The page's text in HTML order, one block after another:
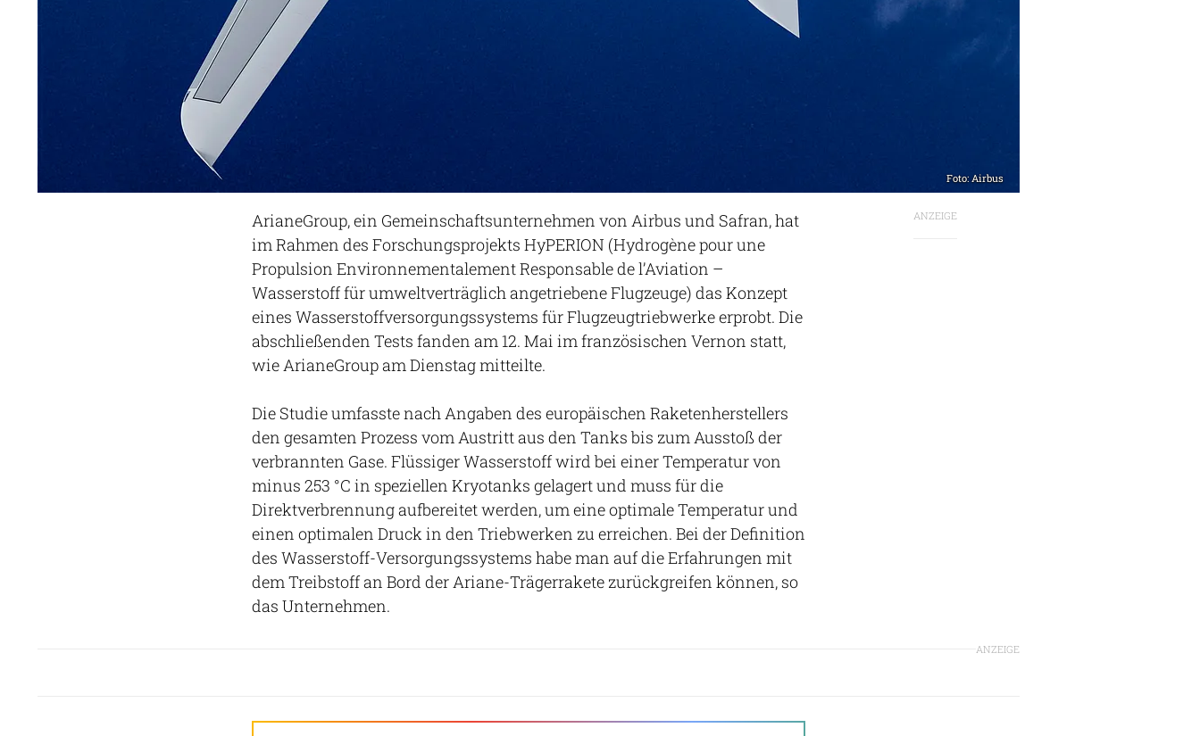
Foto: Airbus
ANZEIGE
ArianeGroup, ein Gemeinschaftsunternehmen von Airbus und Safran, hat
im Rahmen des Forschungsprojekts HyPERION (Hydrogène pour une
Propulsion Environnementalement Responsable de l’Aviation –
Wasserstoff für umweltverträglich angetriebene Flugzeuge) das Konzept
eines Wasserstoffversorgungssystems für Flugzeugtriebwerke erprobt. Die
abschließenden Tests fanden am 12. Mai im französischen Vernon statt,
wie ArianeGroup am Dienstag mitteilte.
Die Studie umfasste nach Angaben des europäischen Raketenherstellers
den gesamten Prozess vom Austritt aus den Tanks bis zum Ausstoß der
verbrannten Gase. Flüssiger Wasserstoff wird bei einer Temperatur von
minus 253 °C in speziellen Kryotanks gelagert und muss für die
Direktverbrennung aufbereitet werden, um eine optimale Temperatur und
einen optimalen Druck in den Triebwerken zu erreichen. Bei der Definition
des Wasserstoff-Versorgungssystems habe man auf die Erfahrungen mit
dem Treibstoff an Bord der Ariane-Trägerrakete zurückgreifen können, so
das Unternehmen.
ANZEIGE